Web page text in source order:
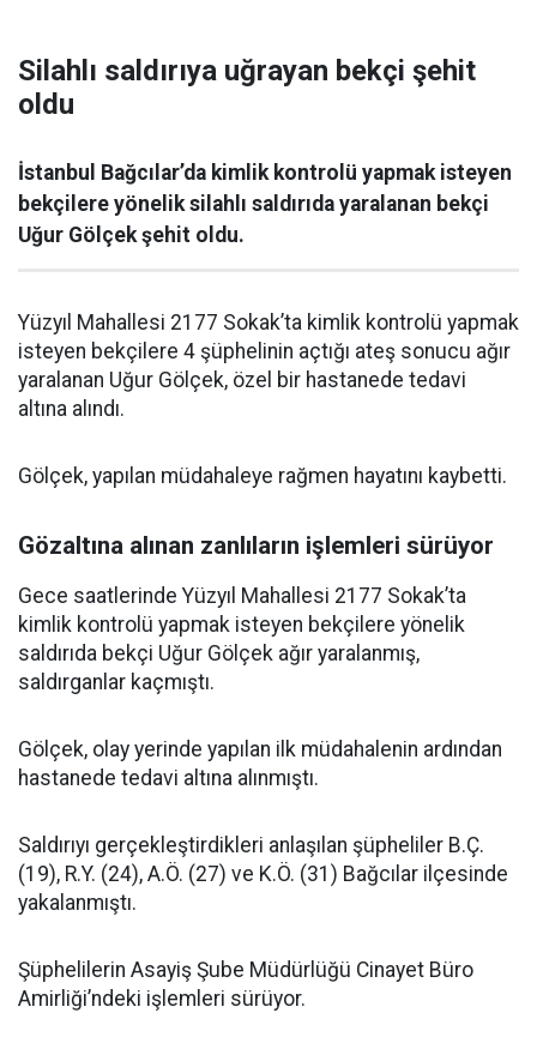
Silahlı saldırıya uğrayan bekçi şehit
oldu
İstanbul Bağcılar’da kimlik kontrolü yapmak isteyen
bekçilere yönelik silahlı saldırıda yaralanan bekçi
Uğur Gölçek şehit oldu.
Yüzyıl Mahallesi 2177 Sokak’ta kimlik kontrolü yapmak
isteyen bekçilere 4 şüphelinin açtığı ateş sonucu ağır
yaralanan Uğur Gölçek, özel bir hastanede tedavi
altına alındı.
Gölçek, yapılan müdahaleye rağmen hayatını kaybetti.
Gözaltına alınan zanlıların işlemleri sürüyor
Gece saatlerinde Yüzyıl Mahallesi 2177 Sokak’ta
kimlik kontrolü yapmak isteyen bekçilere yönelik
saldırıda bekçi Uğur Gölçek ağır yaralanmış,
saldırganlar kaçmıştı.
Gölçek, olay yerinde yapılan ilk müdahalenin ardından
hastanede tedavi altına alınmıştı.
Saldırıyı gerçekleştirdikleri anlaşılan şüpheliler B.Ç.
(19), R.Y. (24), A.Ö. (27) ve K.Ö. (31) Bağcılar ilçesinde
yakalanmıştı.
Şüphelilerin Asayiş Şube Müdürlüğü Cinayet Büro
Amirliği’ndeki işlemleri sürüyor.